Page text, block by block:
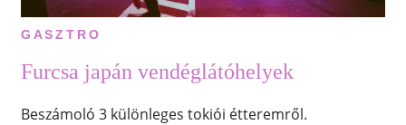
GASZTRO
Furcsa japán vendéglátóhelyek
Beszámoló 3 különleges tokiói étteremről.